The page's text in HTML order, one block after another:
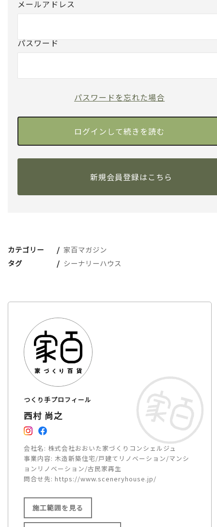
メールアドレス
パスワード
パスワードを忘れた場合
新規会員登録はこちら
カテゴリー
家百マガジン
タグ
シーナリーハウス
つくり手プロフィール
西村 尚之
会社名: 株式会社おおいた家づくりコンシェルジュ
事業内容: 木造新築住宅/戸建てリノベーション/マンシ
ョンリノベーション/古民家再生
問合せ先: https://www.sceneryhouse.jp/
施工範囲を見る